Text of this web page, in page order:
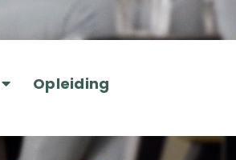
Opleiding